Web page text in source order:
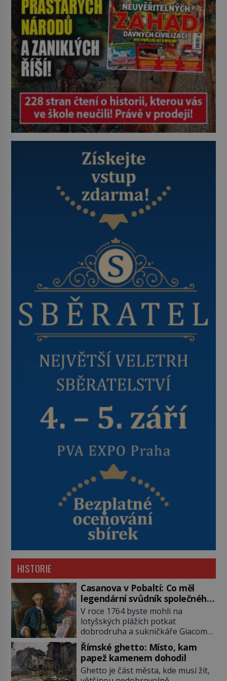
vrahů, Jeffrey Dahmer (1960–1994).
Je 27. května 1991. […]
HISTORIE
Casanova v Pobaltí: Co měl
legendární svůdník společného
se svobodnými zednáři?
V roce 1764 byste mohli na
lotyšských plážích potkat
dobrodruha a sukničkáře Giacoma
Casanovu. Jeho cesta k Baltskému
moři však nebyla turistickým
výletem, ale ryze pracovní cestou
se zištnými úmysly. Jaký cíl
Římské ghetto: Místo, kam
papež kamenem dohodil
Ghetto je část města, kde musí žít,